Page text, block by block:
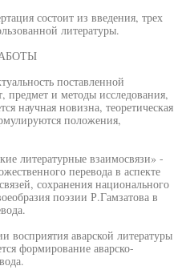
состоит из введения, трех
литературы.
поставленной
предмет и методы исследования,
научная новизна, теоретическая
положения,
литературные взаимосвязи» -
перевода в аспекте
сохранения национального
поэзии Р.Гамзатова в
восприятия аварской литературы
формирование аварско-